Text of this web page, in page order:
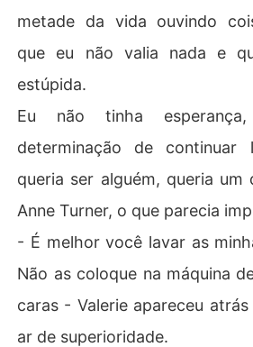
metade da vida ouvindo
que eu não valia nada e
estúpida.
Eu não tinha
determinação de continuar
queria ser alguém, queria um
Anne Turner, o que parecia
- É melhor você lavar as
Não as coloque na máquina
caras - Valerie apareceu
ar de superioridade.